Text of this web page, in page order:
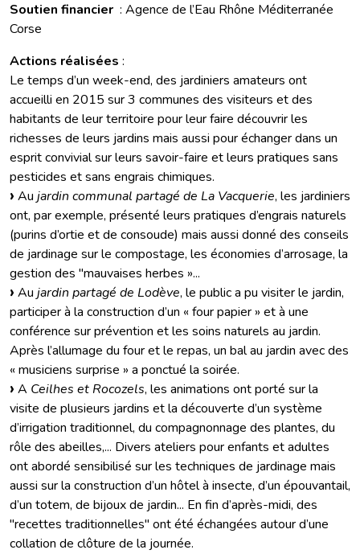
Soutien financier : Agence de l’Eau Rhône Méditerranée
Corse
Actions réalisées :
Le temps d’un week-end, des jardiniers amateurs ont
accueilli en 2015 sur 3 communes des visiteurs et des
habitants de leur territoire pour leur faire découvrir les
richesses de leurs jardins mais aussi pour échanger dans un
esprit convivial sur leurs savoir-faire et leurs pratiques sans
pesticides et sans engrais chimiques.
Au jardin communal partagé de La Vacquerie, les jardiniers
ont, par exemple, présenté leurs pratiques d’engrais naturels
(purins d’ortie et de consoude) mais aussi donné des conseils
de jardinage sur le compostage, les économies d’arrosage, la
gestion des "mauvaises herbes »...
Au jardin partagé de Lodève, le public a pu visiter le jardin,
participer à la construction d’un « four papier » et à une
conférence sur prévention et les soins naturels au jardin.
Après l’allumage du four et le repas, un bal au jardin avec des
« musiciens surprise » a ponctué la soirée.
A Ceilhes et Rocozels, les animations ont porté sur la
visite de plusieurs jardins et la découverte d’un système
d’irrigation traditionnel, du compagnonnage des plantes, du
rôle des abeilles,... Divers ateliers pour enfants et adultes
ont abordé sensibilisé sur les techniques de jardinage mais
aussi sur la construction d’un hôtel à insecte, d’un épouvantail,
d’un totem, de bijoux de jardin... En fin d’après-midi, des
"recettes traditionnelles" ont été échangées autour d’une
collation de clôture de la journée.